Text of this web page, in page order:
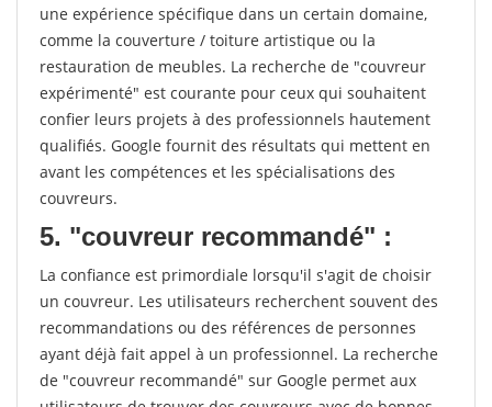
une expérience spécifique dans un certain domaine,
comme la couverture / toiture artistique ou la
restauration de meubles. La recherche de "couvreur
expérimenté" est courante pour ceux qui souhaitent
confier leurs projets à des professionnels hautement
qualifiés. Google fournit des résultats qui mettent en
avant les compétences et les spécialisations des
couvreurs.
5. "couvreur recommandé" :
La confiance est primordiale lorsqu'il s'agit de choisir
un couvreur. Les utilisateurs recherchent souvent des
recommandations ou des références de personnes
ayant déjà fait appel à un professionnel. La recherche
de "couvreur recommandé" sur Google permet aux